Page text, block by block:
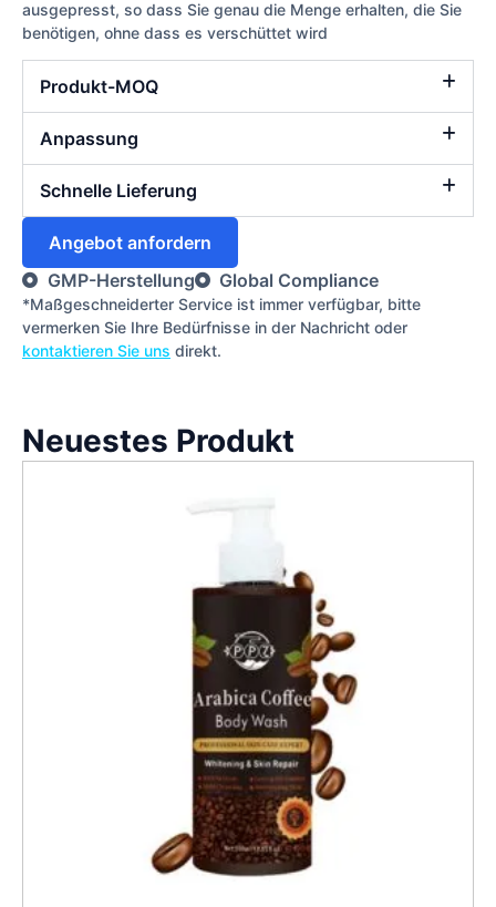
ausgepresst, so dass Sie genau die Menge erhalten, die Sie
benötigen, ohne dass es verschüttet wird
Produkt-MOQ
Anpassung
Schnelle Lieferung
Angebot anfordern
GMP-Herstellung
Global Compliance
*Maßgeschneiderter Service ist immer verfügbar, bitte
vermerken Sie Ihre Bedürfnisse in der Nachricht oder
kontaktieren Sie uns direkt.
Neuestes Produkt